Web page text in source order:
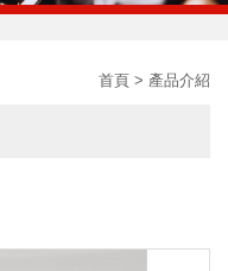
首頁 產品介紹